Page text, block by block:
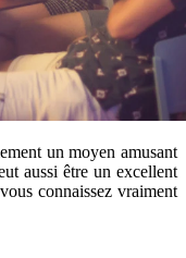
un moyen amusant
aussi être un excellent
connaissez vraiment